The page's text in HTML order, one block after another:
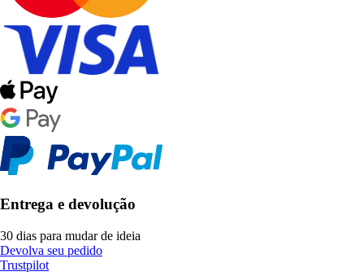
Entrega e devolução
30 dias para mudar de ideia
Devolva seu pedido
Trustpilot